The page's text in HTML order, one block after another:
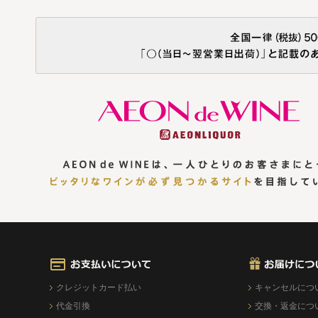
クレジットカード払い
代金引換
キャンセルにつ
交換・返金につ